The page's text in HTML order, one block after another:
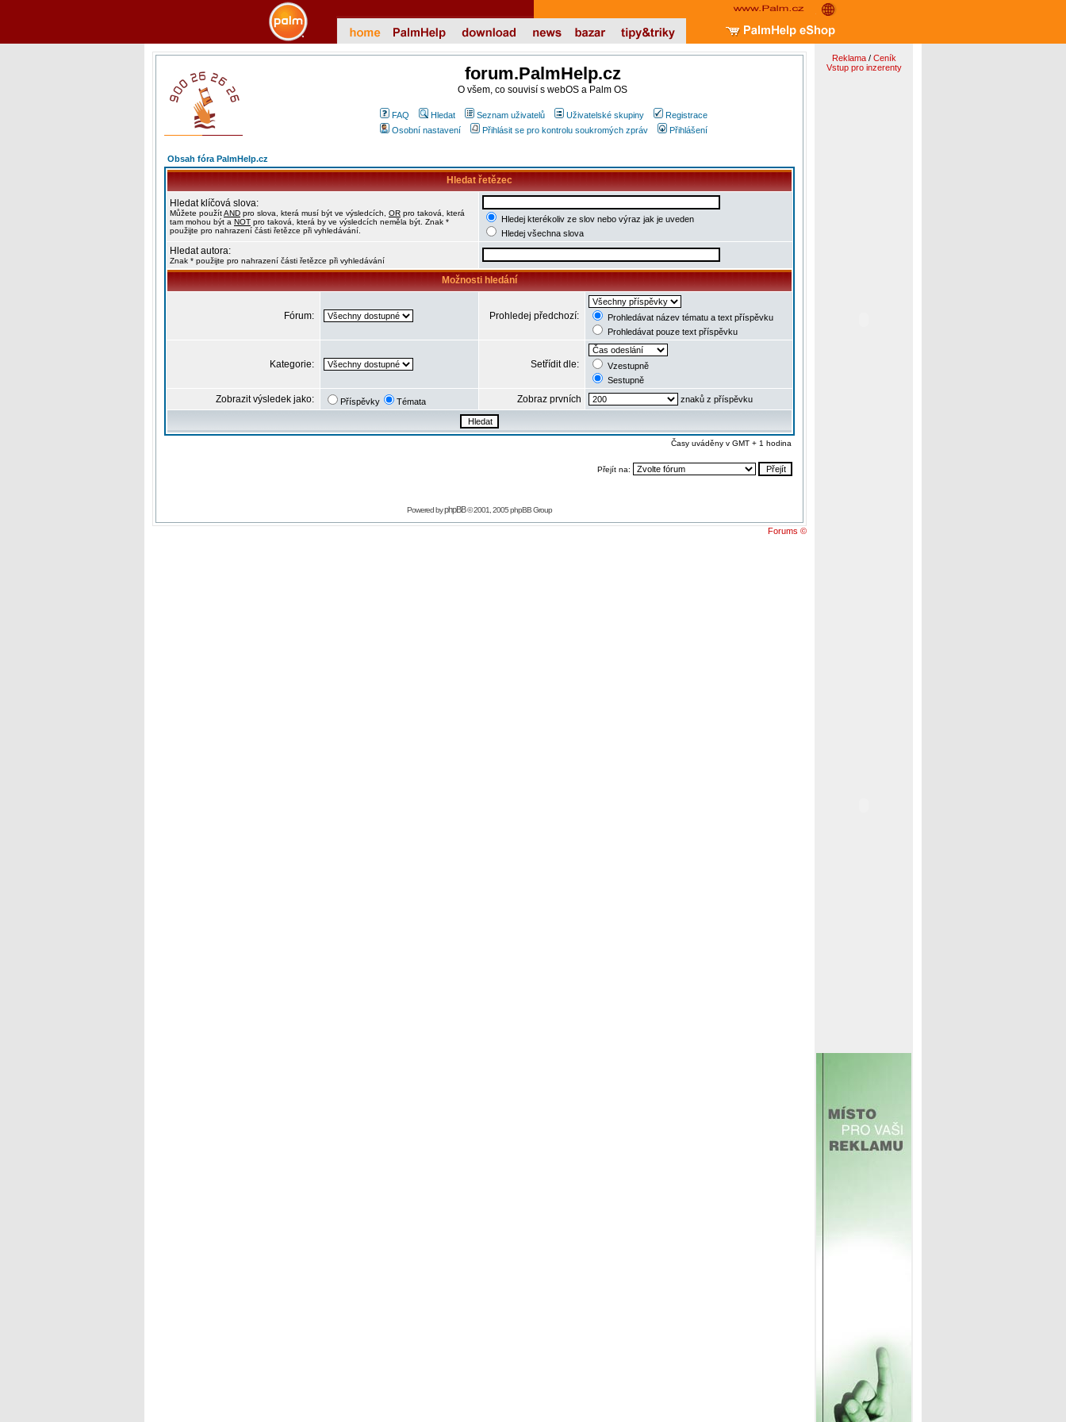
forum.PalmHelp.cz
O všem, co souvisí s webOS a Palm OS
FAQ Hledat Seznam uživatelů Uživatelské skupiny
Registrace
Osobní nastavení
Přihlásit se pro kontrolu soukromých zpráv Přihlášení
Obsah fóra PalmHelp.cz
Hledat řetězec
Hledat klíčová slova:
Můžete použítAND pro slova, která musí být ve výsledcích, OR pro taková, která
tam mohou být a NOT pro taková, která by ve výsledcích neměla být. Znak *
použijte pro nahrazení části řetězce při vyhledávání.
Hledej kterékoliv ze slov nebo výraz jak je uveden
Hledej všechna slova
Hledat autora:
Znak * použijte pro nahrazení části řetězce při vyhledávání
Možnosti hledání
Fórum: Prohledej předchozí:
Prohledávat název tématu a text příspěvku
Prohledávat pouze text příspěvku
Kategorie: Setřídit dle:
Vzestupně
Sestupně
Zobrazit výsledek jako: Příspěvky Témata Zobraz prvních znaků z příspěvku
Časy uváděny v GMT + 1 hodina
Přejít na:
Powered byphpBB© 2001, 2005 phpBB Group
Forums ©
Reklama/ Ceník
Vstup pro inzerenty